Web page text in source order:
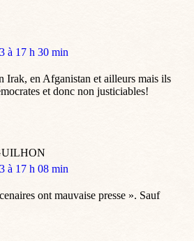
à 17 h 30 min
Irak, en Afganistan et ailleurs mais ils
et donc non justiciables!
à 17 h 08 min
ont mauvaise presse ». Sauf